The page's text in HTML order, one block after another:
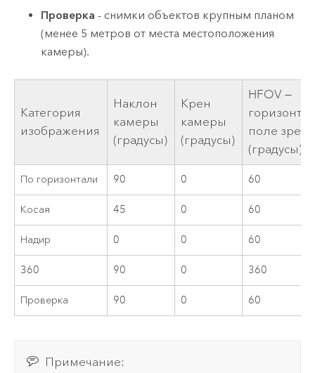
Проверка - снимки объектов крупным планом
(менее 5 метров от места местоположения
камеры).
Категория
изображения
Наклон
камеры
(градусы)
Крен
камеры
(градусы)
HFOV —
поле
(градусы)
По горизонтали 90 0 60
Косая 45 0 60
Надир 0 0 60
360 90 0 360
Проверка 90 0 60
Примечание: